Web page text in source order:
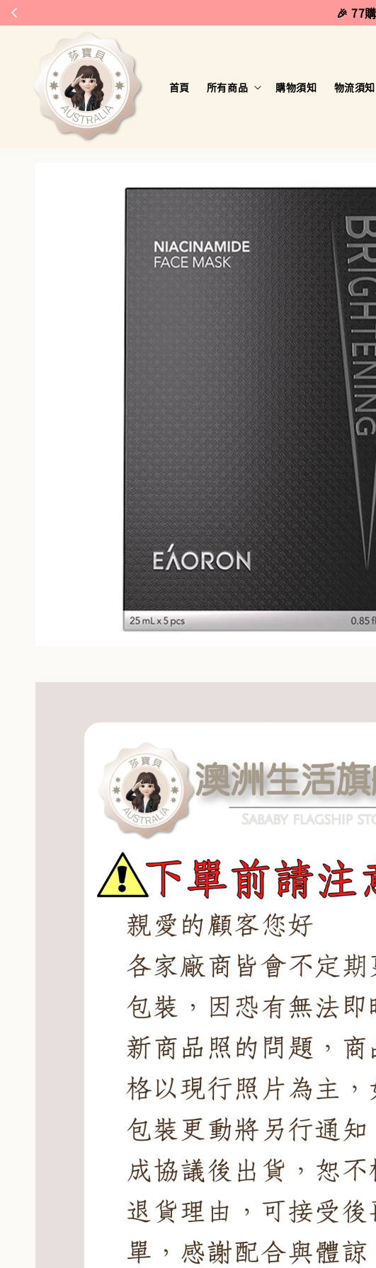
🎉 77
首頁 所有商品 購物須知 物流須知